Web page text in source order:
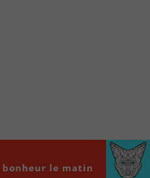
accessibles en un clic!
00:00
bonheur le matin